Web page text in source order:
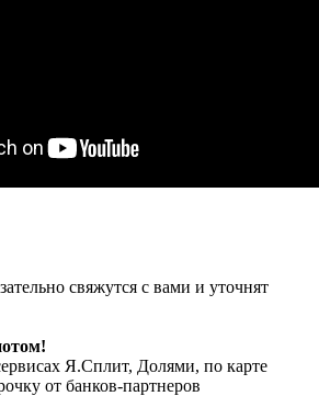
свяжутся с вами и уточнят
Я.Сплит, Долями, по карте
от банков-партнеров